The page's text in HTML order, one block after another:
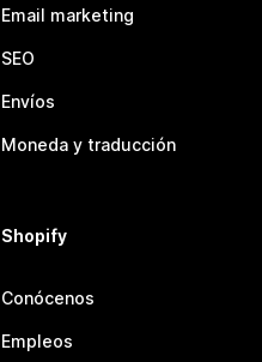
Email marketing
SEO
Envíos
Moneda y traducción
Shopify
Conócenos
Empleos